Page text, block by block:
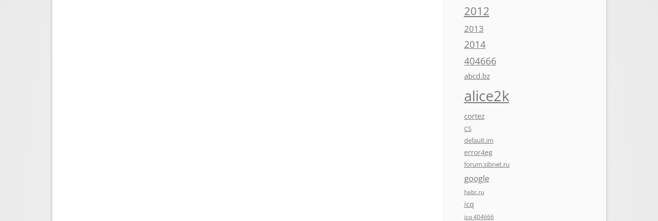
2012
2013
2014
404666
abcd.bz
alice2k
cortez
CS
default.im
error4eg
forum.sibnet.ru
google
habr.ru
icq
icq 404666